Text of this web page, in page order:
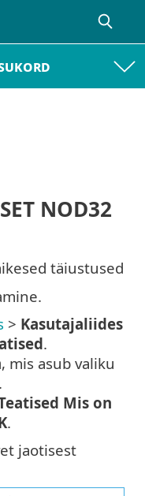
NOD32
täiustused
> Kasutajaliides
.
, mis asub valiku
Mis on
.
jaotisest